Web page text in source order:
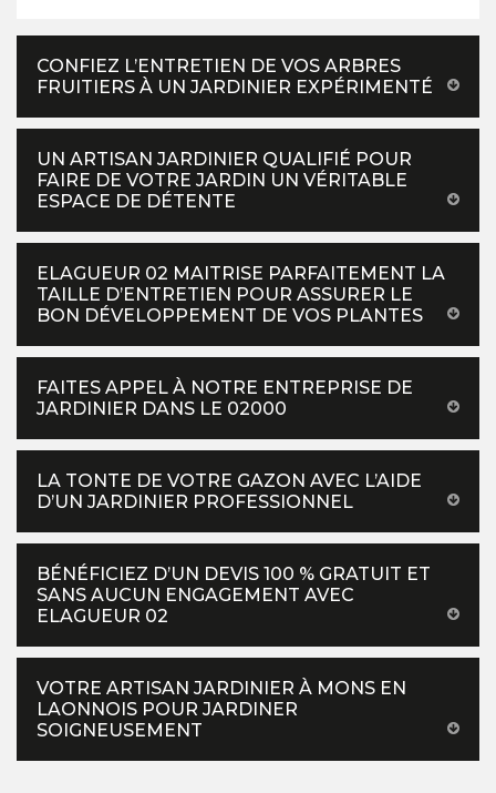
CONFIEZ L’ENTRETIEN DE VOS ARBRES
FRUITIERS À UN JARDINIER EXPÉRIMENTÉ
UN ARTISAN JARDINIER QUALIFIÉ POUR
FAIRE DE VOTRE JARDIN UN VÉRITABLE
ESPACE DE DÉTENTE
ELAGUEUR 02 MAITRISE PARFAITEMENT LA
TAILLE D’ENTRETIEN POUR ASSURER LE
BON DÉVELOPPEMENT DE VOS PLANTES
FAITES APPEL À NOTRE ENTREPRISE DE
JARDINIER DANS LE 02000
LA TONTE DE VOTRE GAZON AVEC L’AIDE
D’UN JARDINIER PROFESSIONNEL
BÉNÉFICIEZ D’UN DEVIS 100 % GRATUIT ET
SANS AUCUN ENGAGEMENT AVEC
ELAGUEUR 02
VOTRE ARTISAN JARDINIER À MONS EN
LAONNOIS POUR JARDINER
SOIGNEUSEMENT